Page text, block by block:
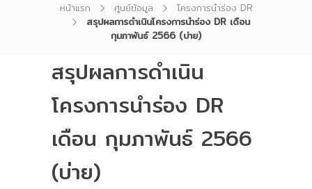
หน้าแรก ศูนย์ข้อมูล
โครงการนำร่อง DR
สรุปผลการดำเนินโครงการนำร่อง DR เดือน
กุมภาพันธ์ 2566 (บ่าย)
สรุปผลการดำเนิน
โครงการนำร่อง DR
เดือน กุมภาพันธ์ 2566
(บ่าย)